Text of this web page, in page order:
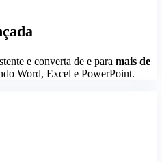
e converta de e para mais de
Word, Excel e PowerPoint.